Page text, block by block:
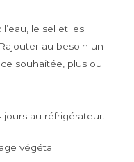
le sel et les
au besoin un
souhaitée, plus ou
au réfrigérateur.